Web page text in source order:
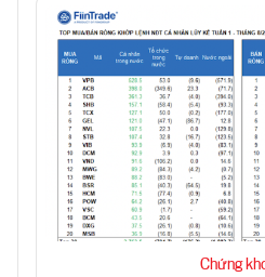
Chứng